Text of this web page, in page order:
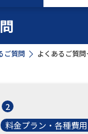
ご質問 よくあるご質
2
料金プラン・各種費